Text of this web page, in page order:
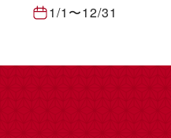
1/1 〜12/31